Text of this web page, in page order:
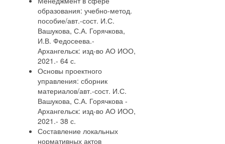
образования: учебно-метод.
пособие/авт.-сост. И.С.
Вашукова, С.А. Горячкова,
И.В. Федосеева.-
Архангельск: изд-во АО ИОО,
2021.- 64 с.
Основы проектного
управления: сборник
материалов/авт.-сост. И.С.
Вашукова, С.А. Горячкова -
Архангельск: изд-во АО ИОО,
2021.- 38 с.
Составление локальных
нормативных актов